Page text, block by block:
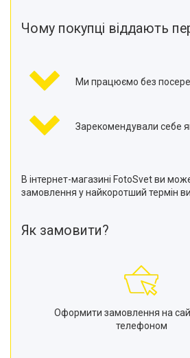
Чому покупці віддають
Ми працюємо без
Зарекомендували себе
В інтернет-магазині FotoSvet ви
замовлення у найкоротший термін
Як замовити?
Оформити замовлення на
телефоном